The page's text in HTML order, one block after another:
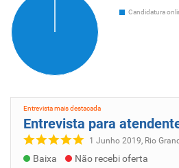
Candidatura
Entrevista mais destacada
Entrevista para
1 Junho 2019, Rio
Baixa Não recebi oferta